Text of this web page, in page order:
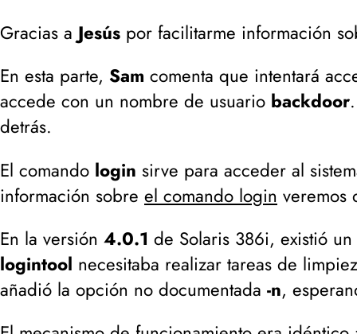
Gracias a Jesús por facilitarme información
En esta parte, Sam comenta que intentará
accede con un nombre de usuario backdoor
detrás.
El comando login sirve para acceder al
información sobre el comando login veremos
En la versión 4.0.1 de Solaris 386i, existió un
logintool necesitaba realizar tareas de
añadió la opción no documentada -n,